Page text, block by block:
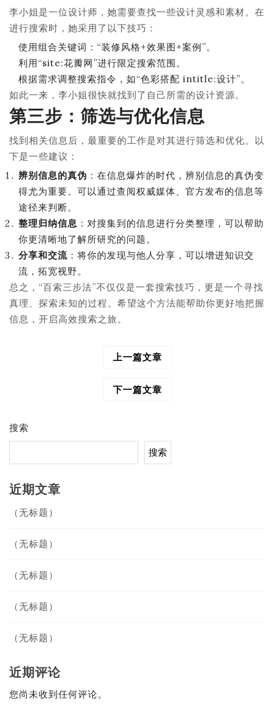
李小姐是一位设计师，她需要查找一些设计灵感和素材。在
进行搜索时，她采用了以下技巧：
使用组合关键词：“装修风格+效果图+案例”。
利用“site:花瓣网”进行限定搜索范围。
根据需求调整搜索指令，如“色彩搭配 intitle:设计”。
如此一来，李小姐很快就找到了自己所需的设计资源。
第三步：筛选与优化信息
找到相关信息后，最重要的工作是对其进行筛选和优化。以
下是一些建议：
辨别信息的真伪 ：在信息爆炸的时代，辨别信息的真伪变
得尤为重要。可以通过查阅权威媒体、官方发布的信息等
途径来判断。
整理归纳信息 ：对搜集到的信息进行分类整理，可以帮助
你更清晰地了解所研究的问题。
分享和交流 ：将你的发现与他人分享，可以增进知识交
流，拓宽视野。
总之，“百索三步法”不仅仅是一套搜索技巧，更是一个寻找
真理、探索未知的过程。希望这个方法能帮助你更好地把握
信息，开启高效搜索之旅。
上一篇文章
下一篇文章
搜索
搜索
近期文章
（无标题）
（无标题）
（无标题）
（无标题）
（无标题）
近期评论
您尚未收到任何评论。